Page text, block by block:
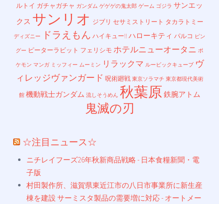
ルトイ ガチャガチャ ガンダム ゲゲゲの鬼太郎 ゲーム ゴジラ サンエッ
クス サンリオ ジブリ セサミストリート タカラトミー
ディズニー ドラえもん ハイキュー!!ハローキティ パルコ ピン
グー ピーターラビット フェリシモ ホテルニューオータニ ポ
ケモン マンガ ミッフィー ムーミン リラックマ ルービックキューブ ヴ
ィレッジヴァンガード 呪術廻戦 東京ソラマチ 東京都現代美術
館 機動戦士ガンダム 流しそうめん 秋葉原 鉄腕アトム
鬼滅の刃
☆注目ニュース☆
ニチレイフーズ26年秋新商品戦略 - 日本食糧新聞・電
子版
村田製作所、滋賀県東近江市の八日市事業所に新生産
棟を建設 サーミスタ製品の需要増に対応 - オートメー